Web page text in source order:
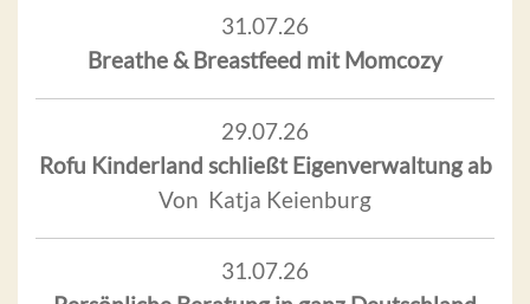
31.07.26
Breathe & Breastfeed mit Momcozy
29.07.26
Rofu Kinderland schließt Eigenverwaltung ab
Von Katja Keienburg
31.07.26